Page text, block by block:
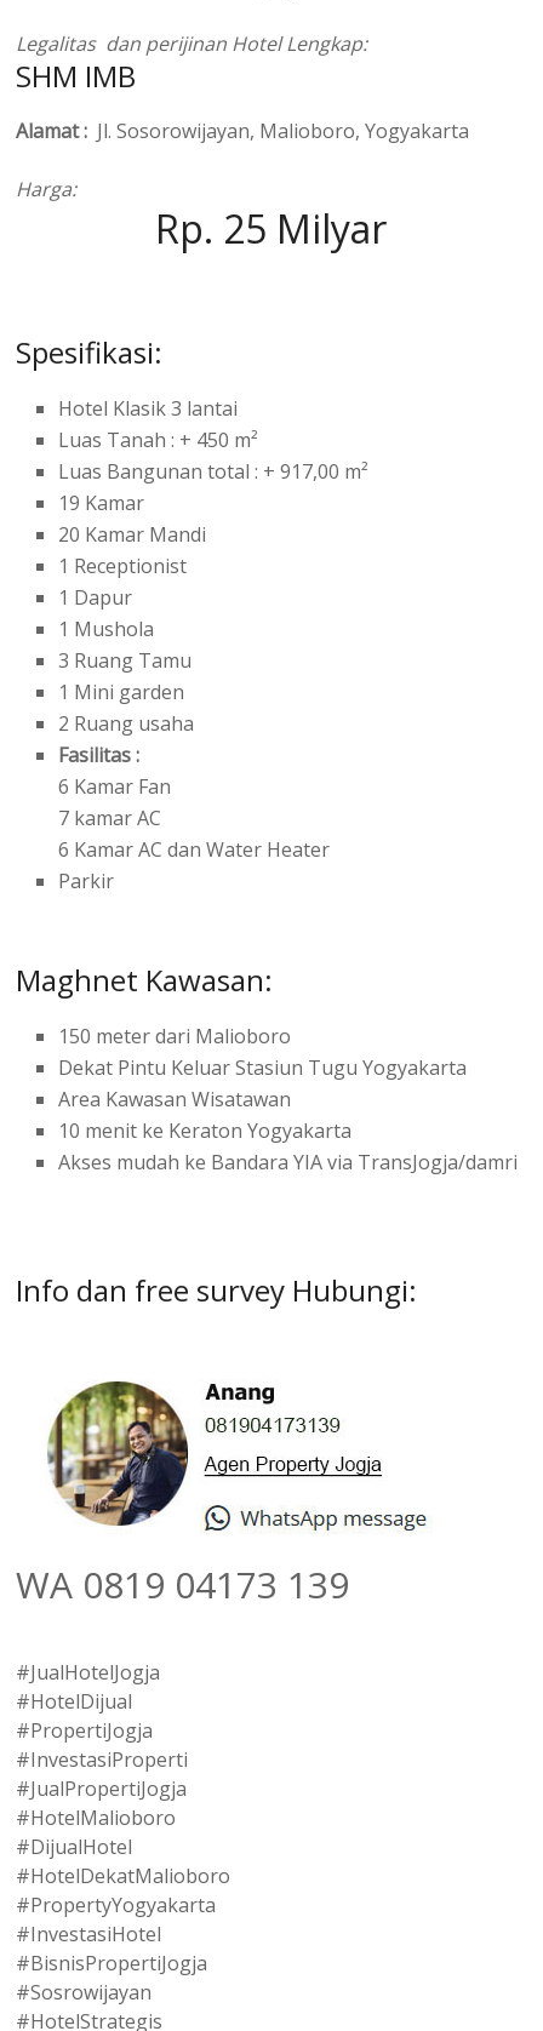
Legalitas dan perijinan Hotel Lengkap:
SHM IMB
Alamat : Jl. Sosorowijayan, Malioboro, Yogyakarta
Harga:
Rp. 25 Milyar
Spesifikasi:
Hotel Klasik 3 lantai
Luas Tanah : + 450 m²
Luas Bangunan total : + 917,00 m²
19 Kamar
20 Kamar Mandi
1 Receptionist
1 Dapur
1 Mushola
3 Ruang Tamu
1 Mini garden
2 Ruang usaha
Fasilitas :
6 Kamar Fan
7 kamar AC
6 Kamar AC dan Water Heater
Parkir
Maghnet Kawasan:
150 meter dari Malioboro
Dekat Pintu Keluar Stasiun Tugu Yogyakarta
Area Kawasan Wisatawan
10 menit ke Keraton Yogyakarta
Akses mudah ke Bandara YIA via TransJogja/damri
Info dan free survey Hubungi:
WA 0819 04173 139
#JualHotelJogja
#HotelDijual
#PropertiJogja
#InvestasiProperti
#JualPropertiJogja
#HotelMalioboro
#DijualHotel
#HotelDekatMalioboro
#PropertyYogyakarta
#InvestasiHotel
#BisnisPropertiJogja
#Sosrowijayan
#HotelStrategis